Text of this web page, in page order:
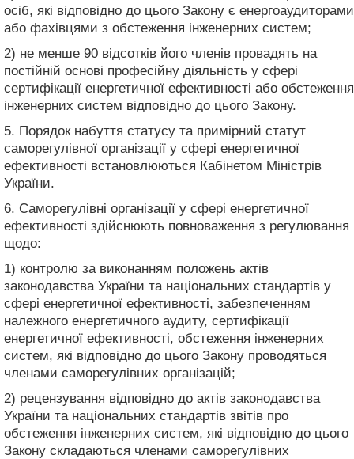
осіб, які відповідно до цього Закону є енергоаудиторами
або фахівцями з обстеження інженерних систем;
2) не менше 90 відсотків його членів провадять на
постійній основі професійну діяльність у сфері
сертифікації енергетичної ефективності або обстеження
інженерних систем відповідно до цього Закону.
5. Порядок набуття статусу та примірний статут
саморегулівної організації у сфері енергетичної
ефективності встановлюються Кабінетом Міністрів
України.
6. Саморегулівні організації у сфері енергетичної
ефективності здійснюють повноваження з регулювання
щодо:
1) контролю за виконанням положень актів
законодавства України та національних стандартів у
сфері енергетичної ефективності, забезпеченням
належного енергетичного аудиту, сертифікації
енергетичної ефективності, обстеження інженерних
систем, які відповідно до цього Закону проводяться
членами саморегулівних організацій;
2) рецензування відповідно до актів законодавства
України та національних стандартів звітів про
обстеження інженерних систем, які відповідно до цього
Закону складаються членами саморегулівних